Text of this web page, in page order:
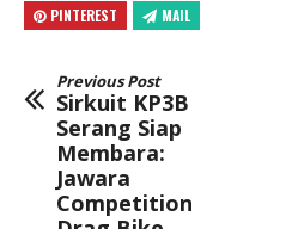
PINTEREST
MAIL
Previous Post
Sirkuit KP3B
Serang Siap
Membara:
Jawara
Competition